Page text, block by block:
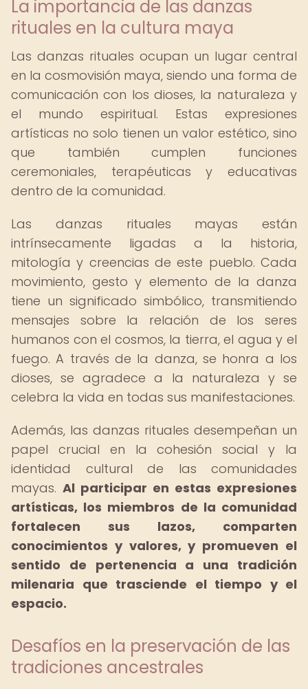
La importancia de las danzas
rituales en la cultura maya
Las danzas rituales ocupan un lugar central
en la cosmovisión maya, siendo una forma de
comunicación con los dioses, la naturaleza y
el mundo espiritual. Estas expresiones
artísticas no solo tienen un valor estético, sino
que también cumplen funciones
ceremoniales, terapéuticas y educativas
dentro de la comunidad.
Las danzas rituales mayas están
intrínsecamente ligadas a la historia,
mitología y creencias de este pueblo. Cada
movimiento, gesto y elemento de la danza
tiene un significado simbólico, transmitiendo
mensajes sobre la relación de los seres
humanos con el cosmos, la tierra, el agua y el
fuego. A través de la danza, se honra a los
dioses, se agradece a la naturaleza y se
celebra la vida en todas sus manifestaciones.
Además, las danzas rituales desempeñan un
papel crucial en la cohesión social y la
identidad cultural de las comunidades
mayas. Al participar en estas expresiones
artísticas, los miembros de la comunidad
fortalecen sus lazos, comparten
conocimientos y valores, y promueven el
sentido de pertenencia a una tradición
milenaria que trasciende el tiempo y el
espacio.
Desafíos en la preservación de las
tradiciones ancestrales